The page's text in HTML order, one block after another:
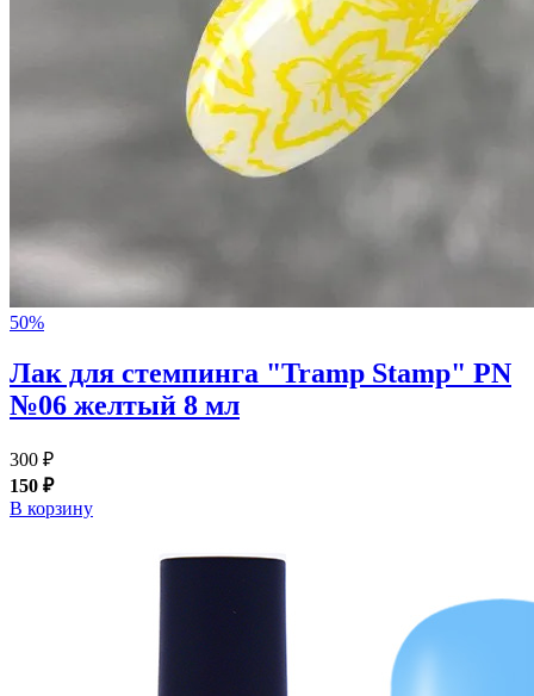
50%
Лак для стемпинга "Tramp Stamp" PN
№06 желтый 8 мл
300 ₽
150 ₽
В корзину